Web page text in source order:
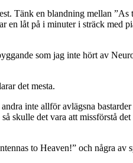
Tänk en blandning mellan
låt på i minuter i sträck med
som jag inte hört av
det mesta.
inte allför avlägsna
skulle det vara att missförstå
to Heaven!” och några av